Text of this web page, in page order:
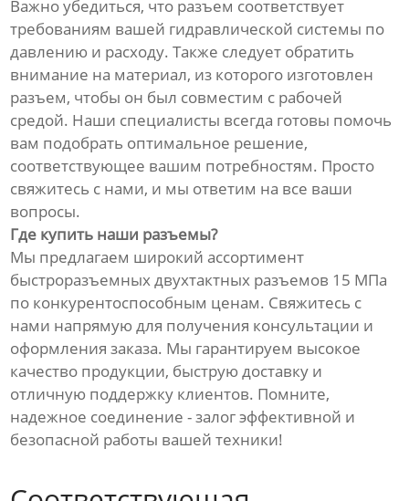
Важно убедиться, что разъем соответствует
требованиям вашей гидравлической системы по
давлению и расходу. Также следует обратить
внимание на материал, из которого изготовлен
разъем, чтобы он был совместим с рабочей
средой. Наши специалисты всегда готовы помочь
вам подобрать оптимальное решение,
соответствующее вашим потребностям. Просто
свяжитесь с нами, и мы ответим на все ваши
вопросы.
Где купить наши разъемы?
Мы предлагаем широкий ассортимент
быстроразъемных двухтактных разъемов 15 МПа
по конкурентоспособным ценам. Свяжитесь с
нами напрямую для получения консультации и
оформления заказа. Мы гарантируем высокое
качество продукции, быструю доставку и
отличную поддержку клиентов. Помните,
надежное соединение - залог эффективной и
безопасной работы вашей техники!